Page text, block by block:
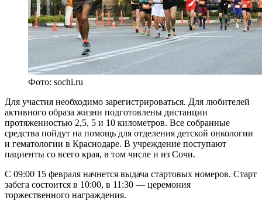
Фото: sochi.ru
Для участия необходимо зарегистрироваться. Для любителей
активного образа жизни подготовлены дистанции
протяженностью 2,5, 5 и 10 километров. Все собранные
средства пойдут на помощь для отделения детской онкологии
и гематологии в Краснодаре. В учреждение поступают
пациенты со всего края, в том числе и из Сочи.
С 09:00 15 февраля начнется выдача стартовых номеров. Старт
забега состоится в 10:00, в 11:30 — церемония
торжественного награждения.